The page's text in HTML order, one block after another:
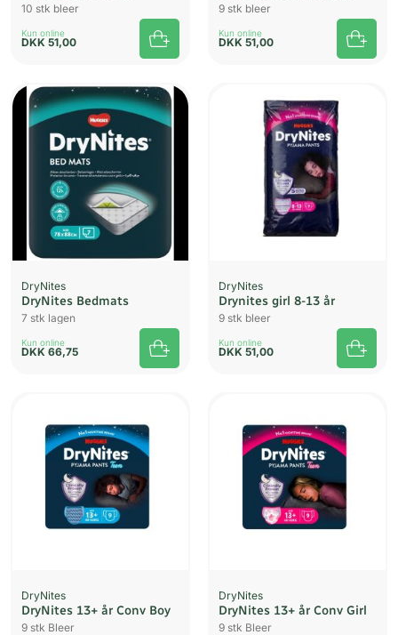
10 stk bleer
Kun online
DKK 51,00
9 stk bleer
Kun online
DKK 51,00
DryNites
DryNites Bedmats
7 stk lagen
Kun online
DKK 66,75
DryNites
Drynites girl 8-13 år
9 stk bleer
Kun online
DKK 51,00
DryNites
DryNites 13+ år Conv Boy
9 stk Bleer
DryNites
DryNites 13+ år Conv Girl
9 stk Bleer